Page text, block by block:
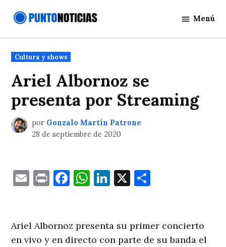
Noticias
Menú
Publicado
en
Cultura y shows
Ariel Albornoz se
presenta por Streaming
por Gonzalo Martín Patrone
28 de septiembre de 2020
EmailPrintFacebook
WhatsApp
LinkedIn
X
Ariel Albornoz presenta su primer concierto
en vivo y en directo con parte de su banda el